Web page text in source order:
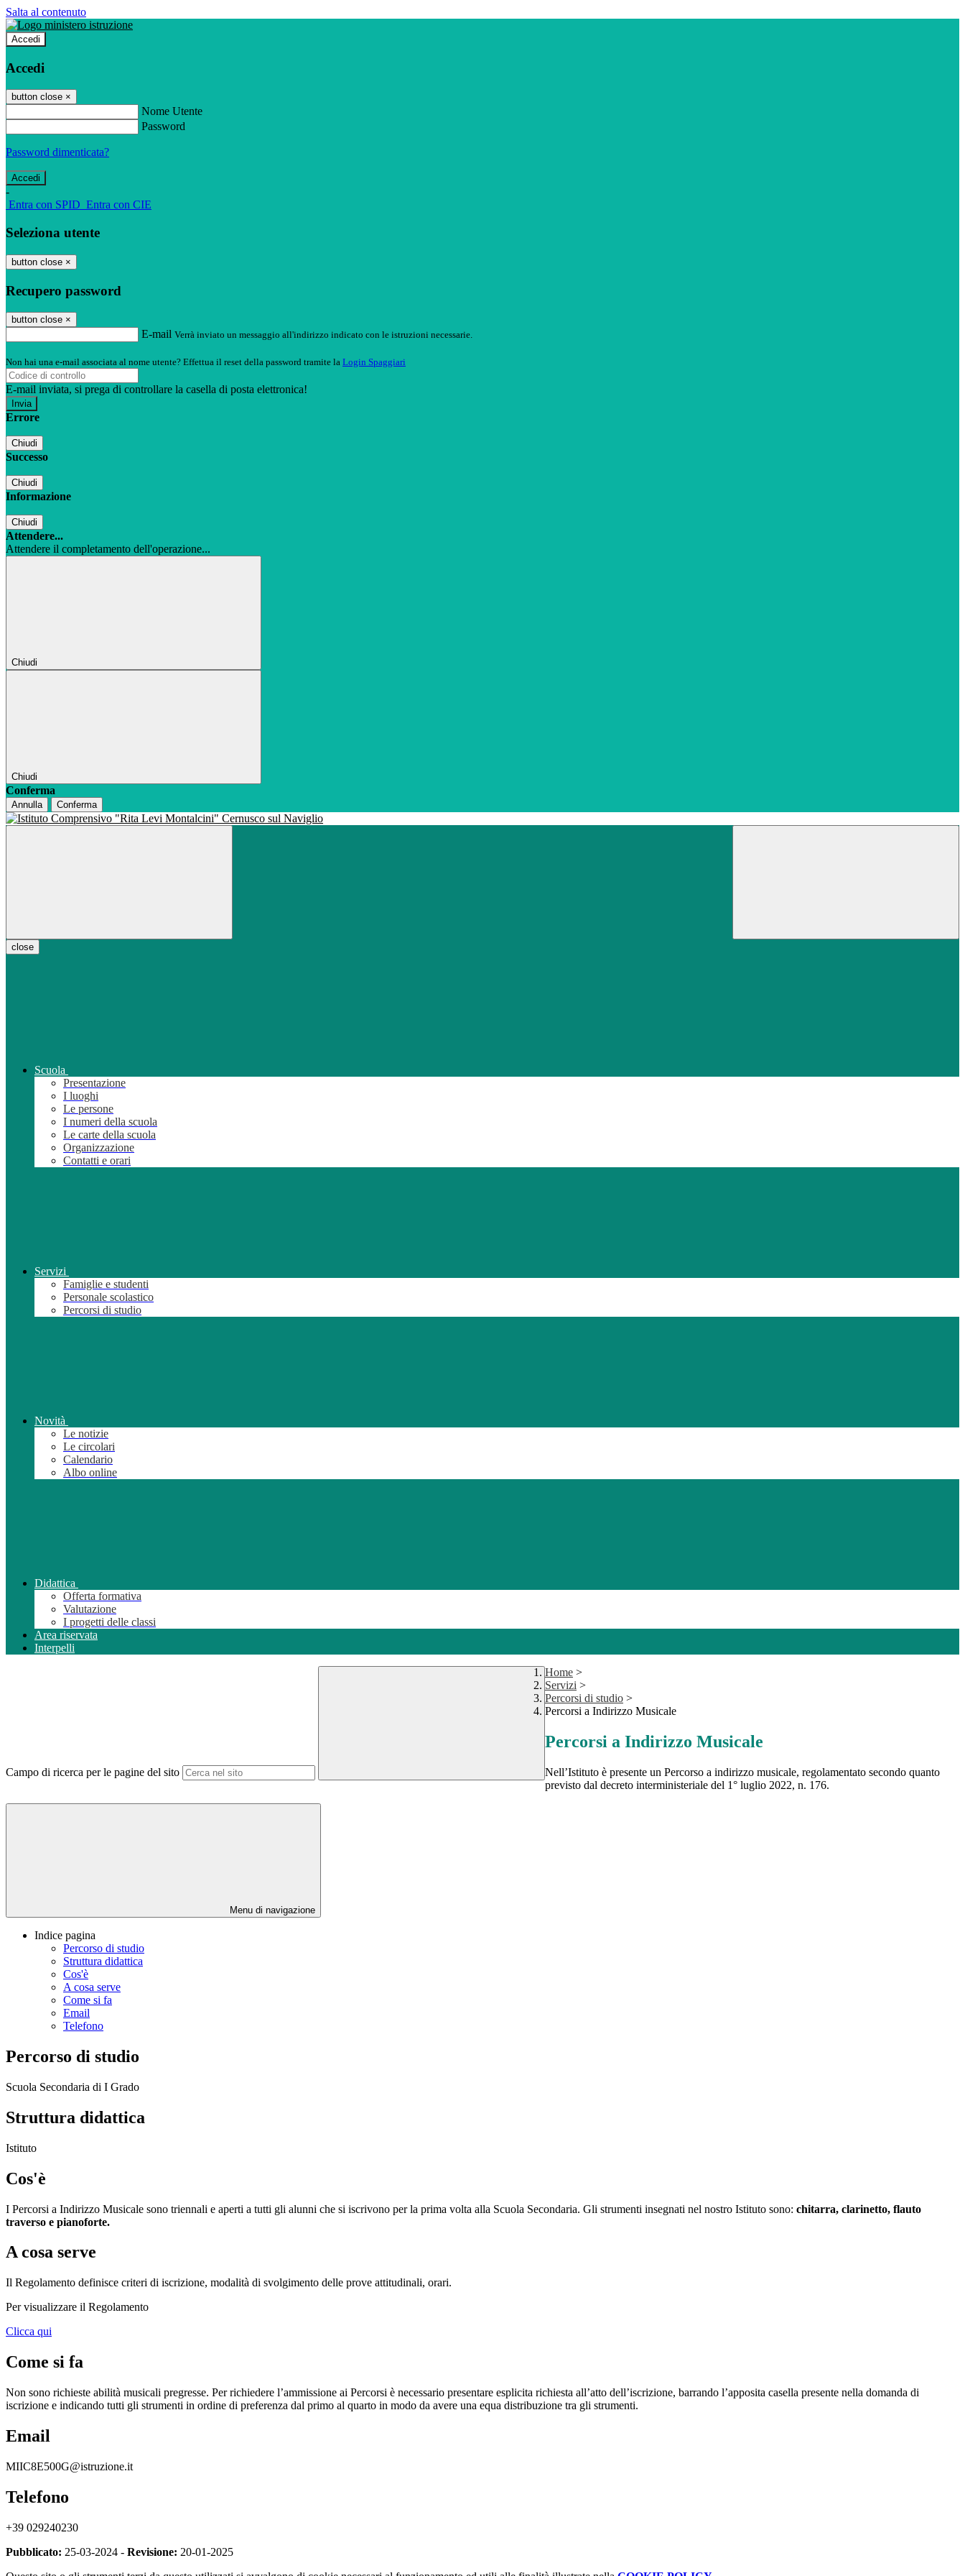
Salta al contenuto
Accedi
Accedi
button close ×
Nome Utente
Password
Password dimenticata?
-
Entra con SPID Entra con CIE
Seleziona utente
button close ×
Recupero password
button close ×
E-mail Verrà inviato un messaggio all'indirizzo indicato con le istruzioni necessarie.
Non hai una e-mail associata al nome utente? Effettua il reset della password tramite la Login Spaggiari
E-mail inviata, si prega di controllare la casella di posta elettronica!
Errore
Chiudi
Successo
Chiudi
Informazione
Chiudi
Attendere...
Attendere il completamento dell'operazione...
Chiudi
Chiudi
Conferma
Annulla Conferma
close
Scuola
Presentazione
I luoghi
Le persone
I numeri della scuola
Le carte della scuola
Organizzazione
Contatti e orari
Servizi
Famiglie e studenti
Personale scolastico
Percorsi di studio
Novità
Le notizie
Le circolari
Calendario
Albo online
Didattica
Offerta formativa
Valutazione
I progetti delle classi
Area riservata
Interpelli
Campo di ricerca per le pagine del sito
Home >
Servizi >
Percorsi di studio >
Percorsi a Indirizzo Musicale
Percorsi a Indirizzo Musicale
Nell’Istituto è presente un Percorso a indirizzo musicale, regolamentato secondo quanto
previsto dal decreto interministeriale del 1° luglio 2022, n. 176.
Menu di navigazione
Indice pagina
Percorso di studio
Struttura didattica
Cos'è
A cosa serve
Come si fa
Email
Telefono
Percorso di studio
Scuola Secondaria di I Grado
Struttura didattica
Istituto
Cos'è
I Percorsi a Indirizzo Musicale sono triennali e aperti a tutti gli alunni che si iscrivono per la prima volta alla Scuola Secondaria. Gli strumenti insegnati nel nostro Istituto sono: chitarra, clarinetto, flauto
traverso e pianoforte.
A cosa serve
Il Regolamento definisce criteri di iscrizione, modalità di svolgimento delle prove attitudinali, orari.
Per visualizzare il Regolamento
Clicca qui
Come si fa
Non sono richieste abilità musicali pregresse. Per richiedere l’ammissione ai Percorsi è necessario presentare esplicita richiesta all’atto dell’iscrizione, barrando l’apposita casella presente nella domanda di
iscrizione e indicando tutti gli strumenti in ordine di preferenza dal primo al quarto in modo da avere una equa distribuzione tra gli strumenti.
Email
MIIC8E500G@istruzione.it
Telefono
+39 029240230
Pubblicato: 25-03-2024 - Revisione: 20-01-2025